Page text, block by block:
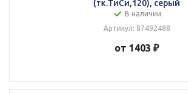
(тк.ТиСи,120), серый
В наличии
Артикул: 87492488
от 1403 ₽